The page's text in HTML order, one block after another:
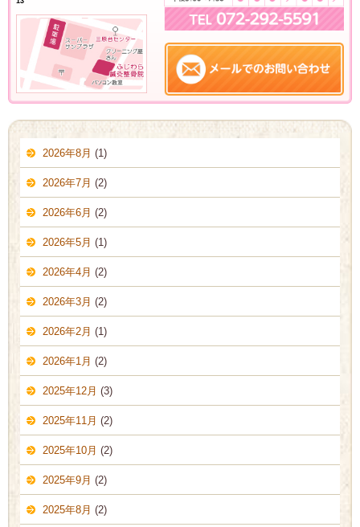
2026年8月 (1)
2026年7月 (2)
2026年6月 (2)
2026年5月 (1)
2026年4月 (2)
2026年3月 (2)
2026年2月 (1)
2026年1月 (2)
2025年12月 (3)
2025年11月 (2)
2025年10月 (2)
2025年9月 (2)
2025年8月 (2)